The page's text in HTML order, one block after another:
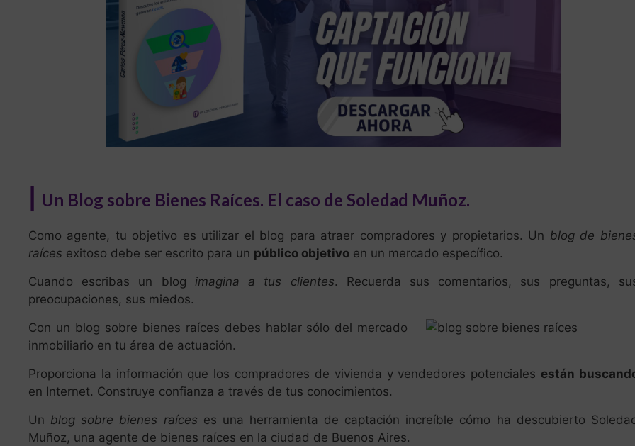
Un Blog sobre Bienes Raíces. El caso de Soledad Muñoz.
Como agente, tu objetivo es utilizar el blog para atraer compradores y propietarios. Un blog de
raíces exitoso debe ser escrito para un público objetivo en un mercado específico.
Cuando escribas un blog imagina a tus clientes. Recuerda sus comentarios, sus preguntas,
preocupaciones, sus miedos.
Con un blog sobre bienes raíces debes hablar sólo del mercado
inmobiliario en tu área de actuación.
Proporciona la información que los compradores de vivienda y vendedores potenciales están
en Internet. Construye confianza a través de tus conocimientos.
Un blog sobre bienes raíces es una herramienta de captación increíble cómo ha descubierto
Muñoz, una agente de bienes raíces en la ciudad de Buenos Aires.